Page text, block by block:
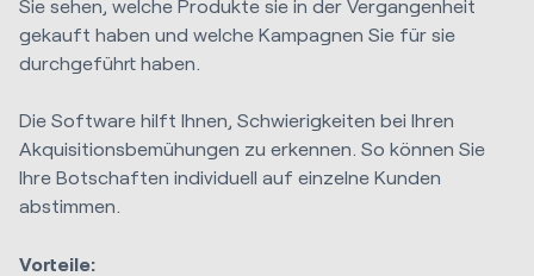
Sie sehen, welche Produkte sie in der Vergangenheit
gekauft haben und welche Kampagnen Sie für sie
durchgeführt haben.
Die Software hilft Ihnen, Schwierigkeiten bei Ihren
Akquisitionsbemühungen zu erkennen. So können Sie
Ihre Botschaften individuell auf einzelne Kunden
abstimmen.
Vorteile: